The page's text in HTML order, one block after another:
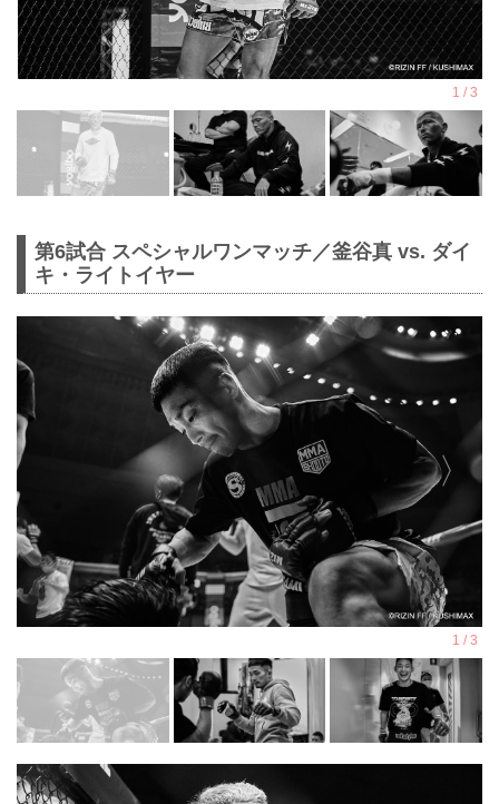
第6試合 スペシャルワンマッチ／釜谷真 vs. ダイ
キ・ライトイヤー